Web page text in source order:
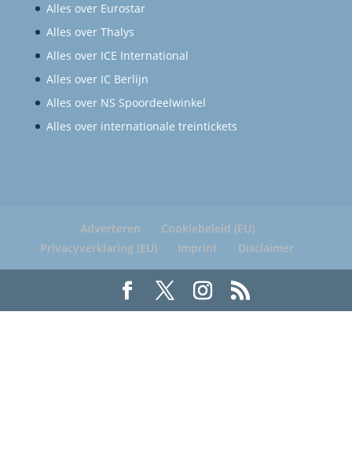
Alles over Eurostar
Alles over Thalys
Alles over ICE International
Alles over IC Berlijn
Alles over NS Spoordeelwinkel
Alles over internationale treintickets
Adverteren
Cookiebeleid (EU)
Privacyverklaring (EU)
Imprint Disclaimer